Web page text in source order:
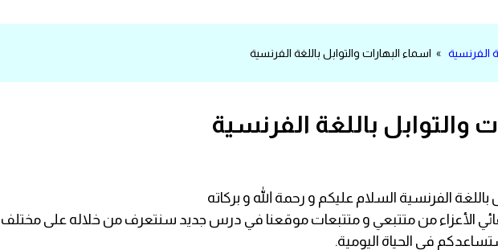
الفرنسية » اسماء البهارات والتوابل باللغة الفرنسية
والتوابل باللغة الفرنسية
باللغة الفرنسية السلام عليكم و رحمة الله و بركاته
الأعزاء من متتبعي و متتبعات موقعنا في درس جديد سنتعرف من خلاله على مختلف
في الحياة اليومية.